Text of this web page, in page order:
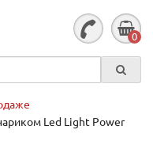
0
Led Light Power